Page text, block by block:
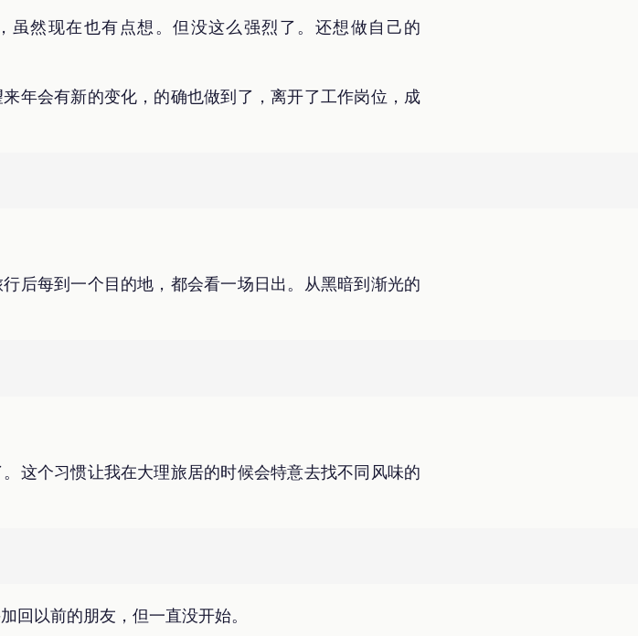
然现在也有点想。但没这么强烈了。还想做自己的
年会有新的变化，的确也做到了，离开了工作岗位，成
后每到一个目的地，都会看一场日出。从黑暗到渐光的
这个习惯让我在大理旅居的时候会特意去找不同风味的
回以前的朋友，但一直没开始。